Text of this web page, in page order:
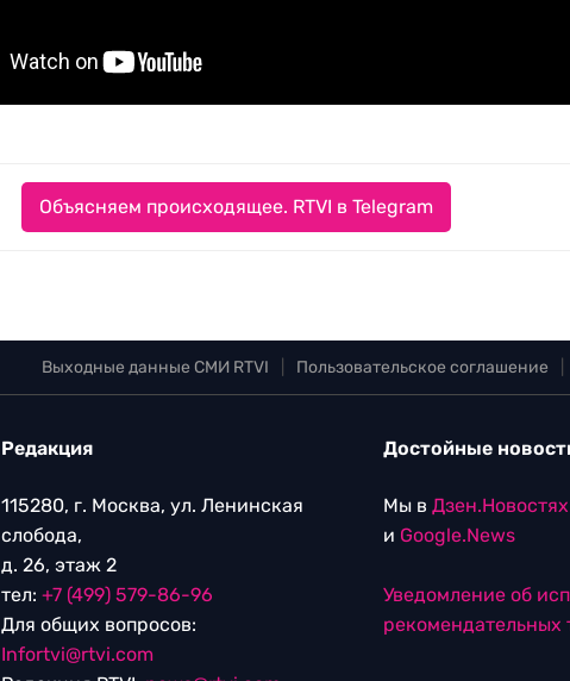
Объясняем происходящее. RTVI в Telegram
Выходные данные СМИ RTVI Пользовательское соглашение
Редакция
115280, г. Москва, ул. Ленинская
слобода,
д. 26, этаж 2
тел: +7 (499) 579-86-96
Для общих вопросов:
Infortvi@rtvi.com
Достойные
Мы в Дзен.Новостях
и Google.News
Уведомление об
рекомендательных